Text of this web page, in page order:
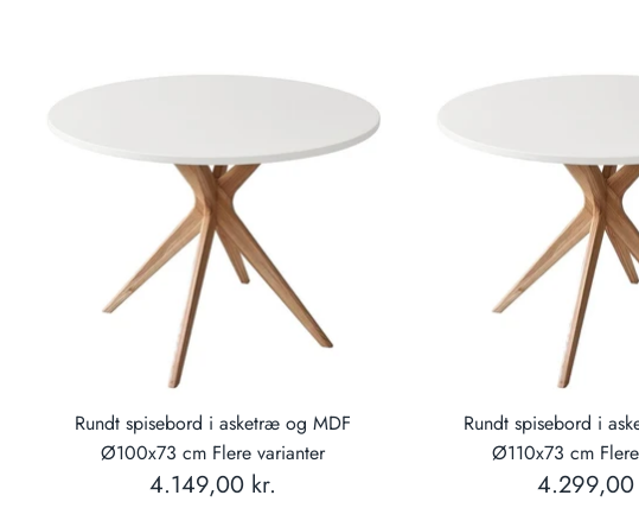
Rundt spisebord i asketræ og MDF
Ø100x73 cm Flere varianter
4.149,00 kr.
Rundt spisebord i
Ø110x73 cm
4.299,00